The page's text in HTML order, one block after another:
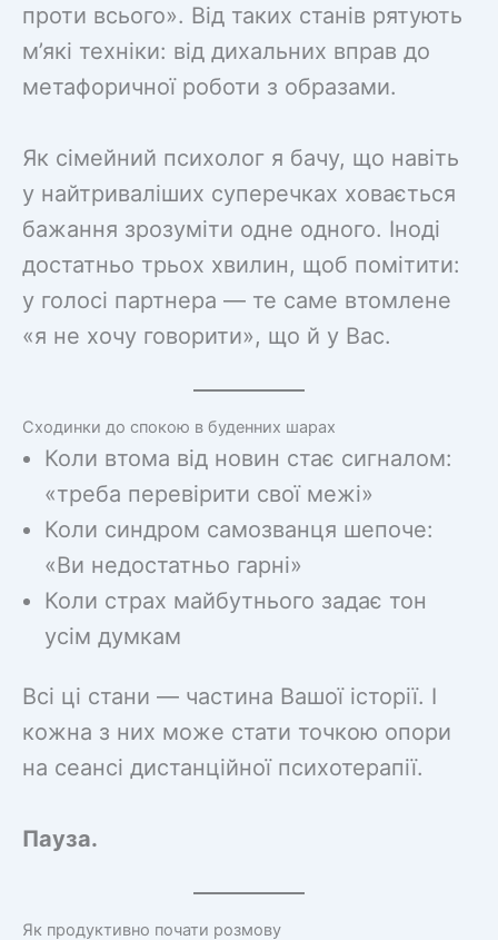
проти всього». Від таких станів рятують
м’які техніки: від дихальних вправ до
метафоричної роботи з образами.
Як сімейний психолог я бачу, що навіть
у найтриваліших суперечках ховається
бажання зрозуміти одне одного. Іноді
достатньо трьох хвилин, щоб помітити:
у голосі партнера — те саме втомлене
«я не хочу говорити», що й у Вас.
Сходинки до спокою в буденних шарах
Коли втома від новин стає сигналом:
«треба перевірити свої межі»
Коли синдром самозванця шепоче:
«Ви недостатньо гарні»
Коли страх майбутнього задає тон
усім думкам
Всі ці стани — частина Вашої історії. І
кожна з них може стати точкою опори
на сеансі дистанційної психотерапії.
Пауза.
Як продуктивно почати розмову